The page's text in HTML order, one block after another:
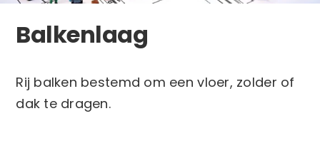
Over ons
Balkenlaag
Rij balken bestemd om een vloer, zolder of
dak te dragen.